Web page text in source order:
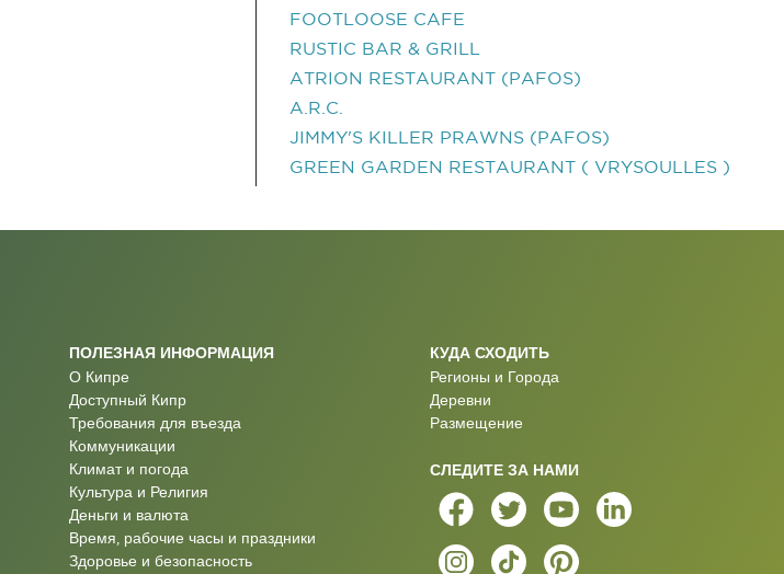
FOOTLOOSE CAFE
RUSTIC BAR & GRILL
ATRION RESTAURANT (PAFOS)
A.R.C.
JIMMY'S KILLER PRAWNS (PAFOS)
GREEN GARDEN RESTAURANT ( VRYSOULLES )
ПОЛЕЗНАЯ ИНФОРМАЦИЯ
О Кипре
Доступный Кипр
Требования для въезда
Коммуникации
Климат и погода
Культура и Религия
Деньги и валюта
Время, рабочие часы и праздники
Здоровье и безопасность
КУДА СХОДИТЬ
Регионы и Города
Деревни
Размещение
СЛЕДИТЕ ЗА НАМИ